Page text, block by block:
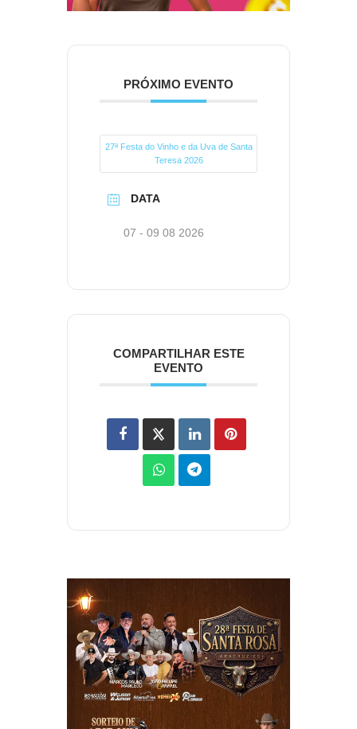
PRÓXIMO EVENTO
27ª Festa do Vinho e da Uva de Santa
Teresa 2026
DATA
07 - 09 08 2026
COMPARTILHAR ESTE
EVENTO